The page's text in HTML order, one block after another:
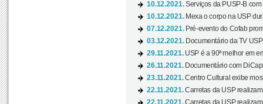
10.12.2021.Serviços da PUSP-B
10.12.2021. Mexa o corpo na USP
07.12.2021. Pré-evento do Cofab
03.12.2021. Documentário da TV
29.11.2021. USP é a 90ª melhor em
26.11.2021. Documentário com
23.11.2021.Centro Cultural exibe
22.11.2021.Carretas da USP
22.11.2021.Carretas da USP